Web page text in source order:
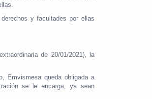
y facultades por ellas
de 20/01/2021), la
Emvismesa queda obligada a
se le encarga, ya sean